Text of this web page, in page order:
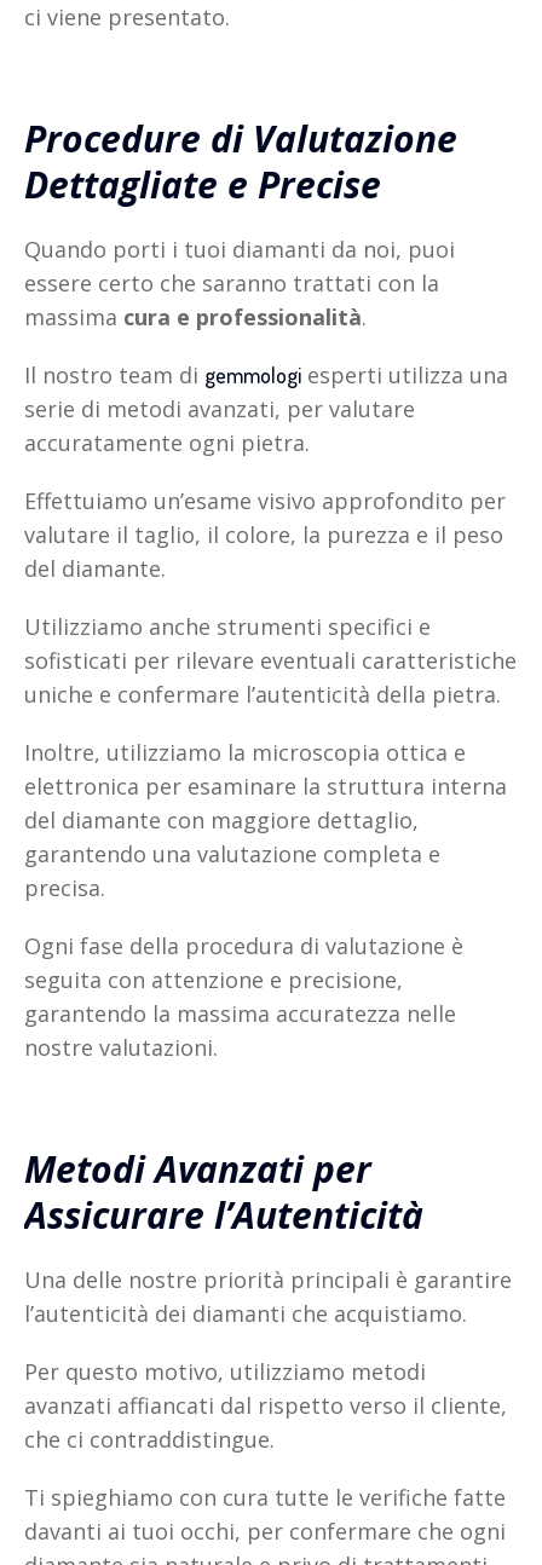
ci viene presentato.
Procedure di Valutazione
Dettagliate e Precise
Quando porti i tuoi diamanti da noi, puoi
essere certo che saranno trattati con la
massima cura e professionalità.
Il nostro team di gemmologi esperti utilizza una
serie di metodi avanzati, per valutare
accuratamente ogni pietra.
Effettuiamo un’esame visivo approfondito per
valutare il taglio, il colore, la purezza e il peso
del diamante.
Utilizziamo anche strumenti specifici e
sofisticati per rilevare eventuali caratteristiche
uniche e confermare l’autenticità della pietra.
Inoltre, utilizziamo la microscopia ottica e
elettronica per esaminare la struttura interna
del diamante con maggiore dettaglio,
garantendo una valutazione completa e
precisa.
Ogni fase della procedura di valutazione è
seguita con attenzione e precisione,
garantendo la massima accuratezza nelle
nostre valutazioni.
Metodi Avanzati per
Assicurare l’Autenticità
Una delle nostre priorità principali è garantire
l’autenticità dei diamanti che acquistiamo.
Per questo motivo, utilizziamo metodi
avanzati affiancati dal rispetto verso il cliente,
che ci contraddistingue.
Ti spieghiamo con cura tutte le verifiche fatte
davanti ai tuoi occhi, per confermare che ogni